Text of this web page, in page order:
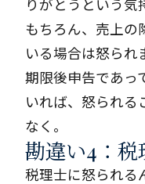
りがとうという気
もちろん、売上の
いる場合は怒られ
期限後申告であっ
いれば、怒られる
なく。
勘違い4：税
税理士に怒られる